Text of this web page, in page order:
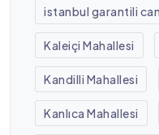
istanbul garantili
Kaleiçi Mahallesi
Kandilli Mahallesi
Kanlıca Mahallesi